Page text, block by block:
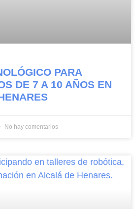
PARA
DE 7 A 10 AÑOS EN
No hay comentarios